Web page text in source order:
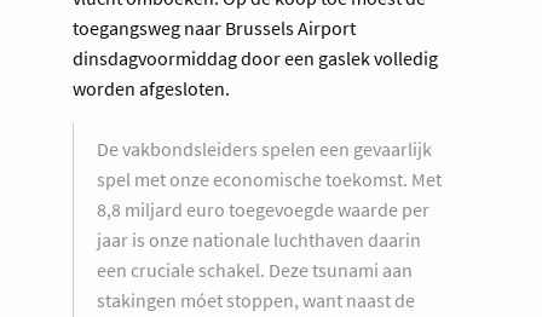
toegangsweg naar Brussels Airport
dinsdagvoormiddag door een gaslek volledig
worden afgesloten.
De vakbondsleiders spelen een gevaarlijk
spel met onze economische toekomst. Met
8,8 miljard euro toegevoegde waarde per
jaar is onze nationale luchthaven daarin
een cruciale schakel. Deze tsunami aan
stakingen móet stoppen, want naast de